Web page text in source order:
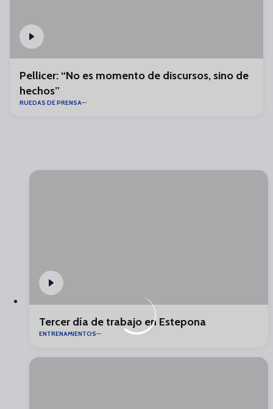
Pellicer: “No es momento de discursos, sino de
hechos”
RUEDAS DE PRENSA
Tercer día de trabajo en Estepona
ENTRENAMIENTOS